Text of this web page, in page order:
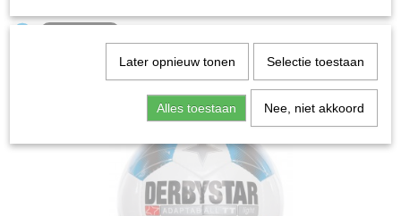
Later opnieuw tonen Selectie toestaan
Alles toestaan Nee, niet akkoord